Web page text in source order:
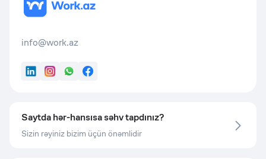
info@work.az
LinkedInInstagram
WhatsApp
Facebook
Saytda hər-hansısa səhv tapdınız?
Sizin rəyiniz bizim üçün önəmlidir